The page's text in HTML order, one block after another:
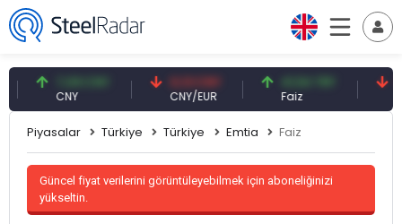
7,09 CNY
CNY
0,13 CNY
CNY/EUR
41,54 TRY
Faiz
Piyasalar Türkiye Türkiye Emtia Faiz
Güncel fiyat verilerini görüntüleyebilmek için aboneliğinizi
yükseltin.